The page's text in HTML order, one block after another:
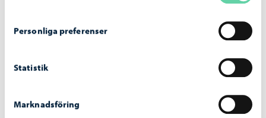
Personliga preferenser
Statistik
Marknadsföring
Bräddningar vid pumpstationer på grund av